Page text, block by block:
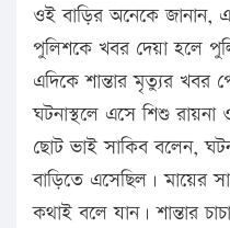
ওই বাড়ির অনেকে জানান,
পুলিশকে খবর দেয়া হলে
এদিকে শান্তার মৃত্যুর খবর
ঘটনাস্থলে এসে শিশু রায়না
ছোট ভাই সাকিব বলেন,
বাড়িতে এসেছিল। মায়ের
কথাই বলে যান। শান্তার